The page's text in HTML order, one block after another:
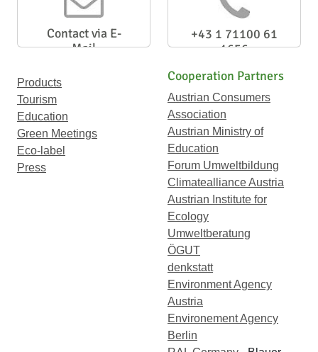
Contact via E-
Mail
+43 1 71100 61
1656
Products
Tourism
Education
Green Meetings
Eco-label
Press
Cooperation Partners
Austrian Consumers
Association
Austrian Ministry of
Education
Forum Umweltbildung
Climatealliance Austria
Austrian Institute for
Ecology
Umweltberatung
ÖGUT
denkstatt
Environment Agency
Austria
Environement Agency
Berlin